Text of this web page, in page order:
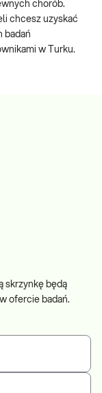
chorób.
chcesz uzyskać
badań
w Turku.
skrzynkę będą
ofercie badań.